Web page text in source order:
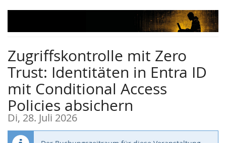
Zum
Zugriffskontrolle mit Zero
Trust: Identitäten in Entra ID
mit Conditional Access
Policies absichern
Di, 28. Juli 2026